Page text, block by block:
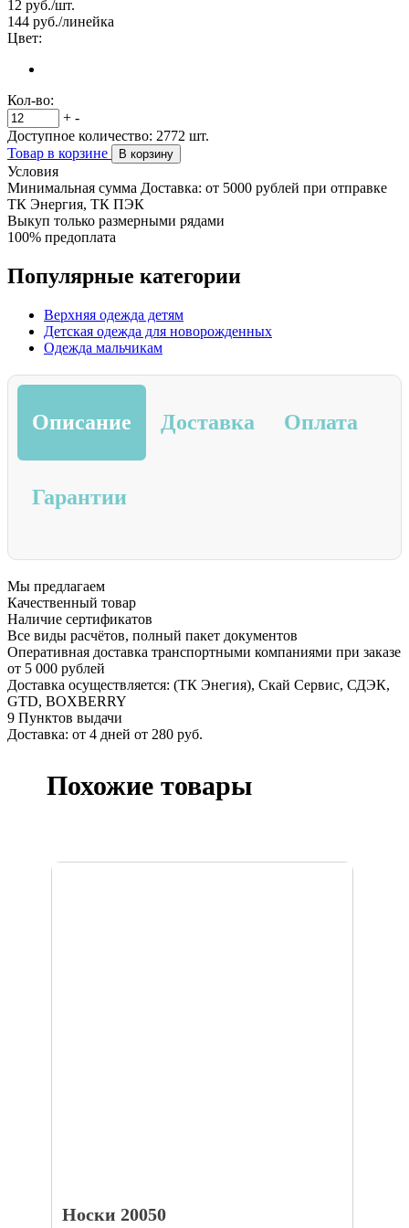
12 руб./шт.
144 руб./линейка
Цвет:
Кол-во:
+ -
Доступное количество: 2772 шт.
Товар в корзине
В корзину
Условия
Минимальная сумма Доставка: от 5000 рублей при отправке
ТК Энергия, ТК ПЭК
Выкуп только размерными рядами
100% предоплата
Популярные категории
Верхняя одежда детям
Детская одежда для новорожденных
Одежда мальчикам
Описание Доставка Оплата
Гарантии
Мы предлагаем
Качественный товар
Наличие сертификатов
Все виды расчётов, полный пакет документов
Оперативная доставка транспортными компаниями при заказе
от 5 000 рублей
Доставка осуществляется: (ТК Энегия), Скай Сервис, СДЭК,
GTD, BOXBERRY
9 Пунктов выдачи
Доставка: от 4 дней от 280 руб.
Похожие товары
Носки 20050